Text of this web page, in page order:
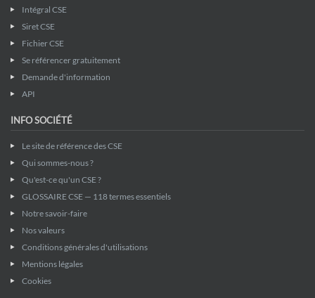
Intégral CSE
Siret CSE
Fichier CSE
Se référencer gratuitement
Demande d'information
API
INFO SOCIÉTÉ
Le site de référence des CSE
Qui sommes-nous ?
Qu'est-ce qu'un CSE ?
GLOSSAIRE CSE — 118 termes essentiels
Notre savoir-faire
Nos valeurs
Conditions générales d'utilisations
Mentions légales
Cookies